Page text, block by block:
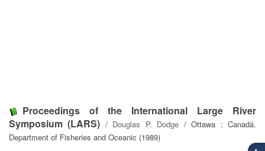
Proceedings of the International Large River
Symposium (LARS) / Douglas P. Dodge / Ottawa : Canadá.
Department of Fisheries and Oceanic (1989)